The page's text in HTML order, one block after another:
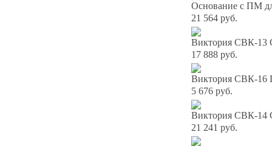
Основание с ПМ
21 564 руб.
Виктория СВК-13
17 888 руб.
Виктория СВК-16
5 676 руб.
Виктория СВК-14
21 241 руб.